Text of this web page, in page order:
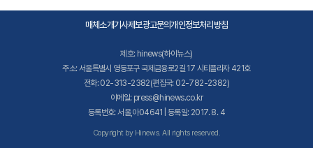
매체소개기사제보광고문의개인정보처리방침
제호: hinews(하이뉴스)
주소: 서울특별시 영등포구 국제금융로2길 17 시티플라자 421호
전화: 02-313-2382(편집국: 02-782-2382)
이메일: press@hinews.co.kr
등록번호: 서울,아04641 | 등록일: 2017. 8. 4
Copyright by Hinews. All rights reserved.